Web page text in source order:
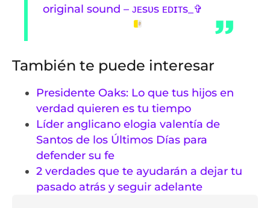
original sound – ᴊᴇsᴜs ᴇᴅɪᴛs_✞
También te puede interesar
Presidente Oaks: Lo que tus hijos en
verdad quieren es tu tiempo
Líder anglicano elogia valentía de
Santos de los Últimos Días para
defender su fe
2 verdades que te ayudarán a dejar tu
pasado atrás y seguir adelante